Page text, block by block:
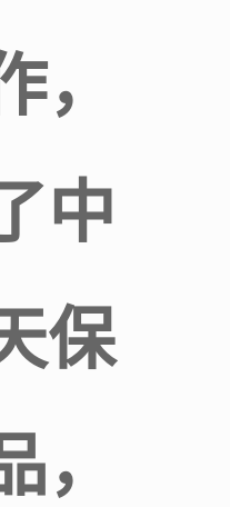
，
中
保
，